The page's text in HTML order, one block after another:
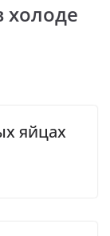
холоде
яйцах